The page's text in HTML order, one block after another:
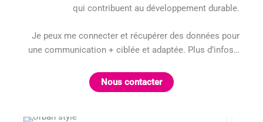
qui contribuent au développement durable.
Je peux me connecter et récupérer des données pour
une communication + ciblée et adaptée. Plus d’infos…
Nous contacter